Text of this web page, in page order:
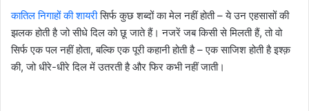
कातिल निगाहों की शायरीसिर्फ कुछ शब्दों का मेल नहीं होती – ये उन एहसासों की
झलक होती है जो सीधे दिल को छू जाते हैं। नजरें जब किसी से मिलती हैं, तो वो
सिर्फ एक पल नहीं होता, बल्कि एक पूरी कहानी होती है – एक साजिश होती है इश्क़
की, जो धीरे-धीरे दिल में उतरती है और फिर कभी नहीं जाती।